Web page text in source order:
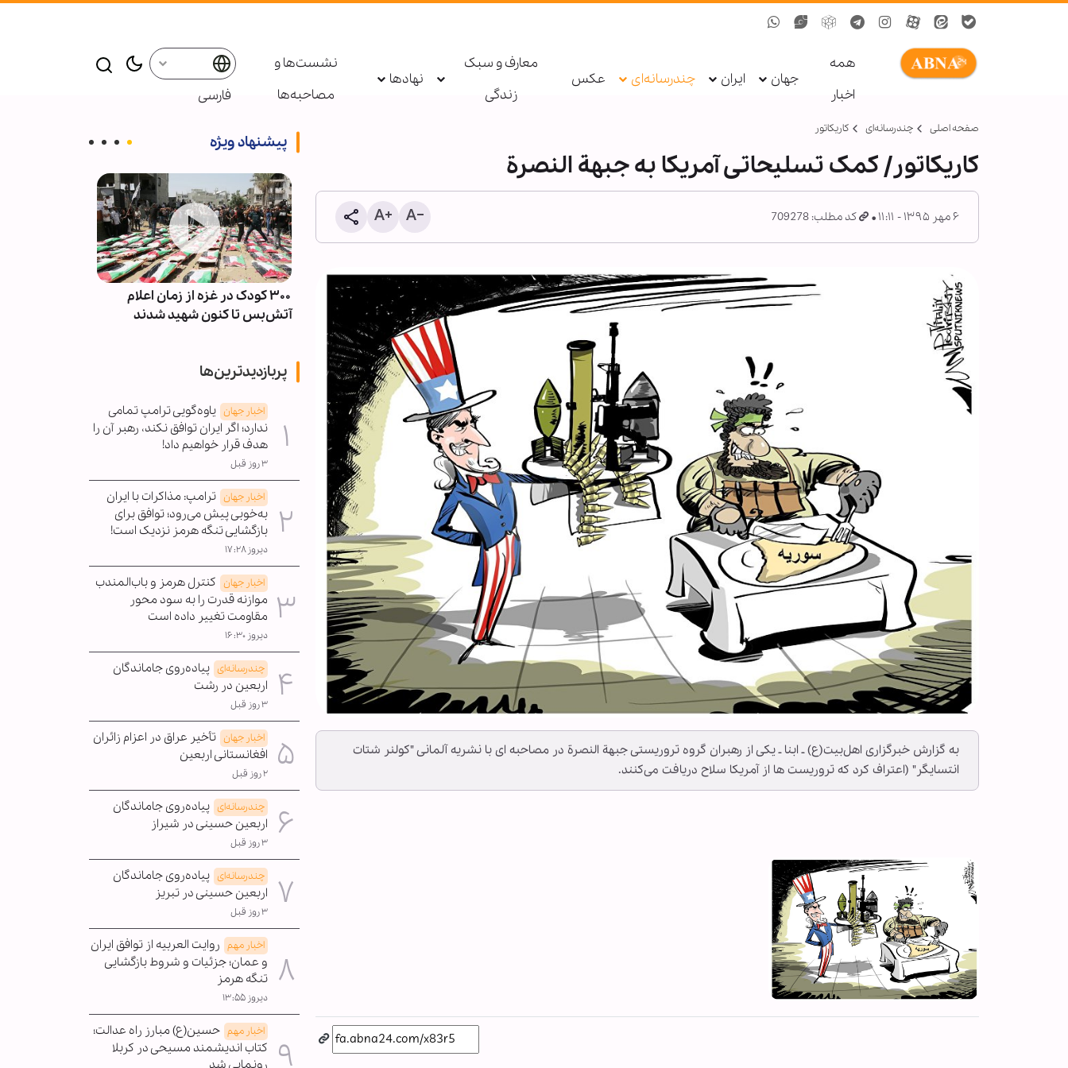
همه
اخبار
جهان ایران چندرسانه‌ای عکس
معارف و سبک
زندگی
نهادها
نشست‌ها و
مصاحبه‌ها
فارسی
صفحه اصلی چندرسانه‌ای کاریکاتور
کاریکاتور/ کمک تسلیحاتی آمریکا به جبهة‌ النصرة
۶ مهر ۱۳۹۵ - ۱۱:۱۱ کد مطلب: 709278
به گزارش خبرگزاری اهل‌بیت(ع) ـ ابنا ـ یکی از رهبران گروه تروریستی جبهة النصرة در مصاحبه ای با نشریه آلمانی "کولنر شتات
انتسایگر" (اعتراف کرد که تروریست ها از آمریکا سلاح دریافت می‌کنند.
پیشنهاد ویژه
راز پیروزی در سخت‌ترین میدان‌ها
از نگاه رهبر شهید
۳۰۰ کودک در غزه از زمان اعلام
آتش‌بس تا کنون شهید شدند
پربازدیدترین‌ها
اخبار جهان یاوه‌گویی ترامپ تمامی
ندارد؛ اگر ایران توافق نکند، رهبر آن را
هدف قرار خواهیم داد!
۳ روز قبل
اخبار جهان ترامپ: مذاکرات با ایران
به‌خوبی پیش می‌رود؛ توافق برای
بازگشایی تنگه هرمز نزدیک است!
دیروز ۱۷:۲۸
اخبار جهان کنترل هرمز و باب‌المندب
موازنه قدرت را به سود محور
مقاومت تغییر داده است
دیروز ۱۶:۳۰
چندرسانه‌ای پیاده‌روی جاماندگان
اربعین در رشت
۳ روز قبل
اخبار جهان تأخیر عراق در اعزام زائران
افغانستانی اربعین
۲ روز قبل
چندرسانه‌ای پیاده‌روی جاماندگان
اربعین حسینی در شیراز
۳ روز قبل
چندرسانه‌ای پیاده‌روی جاماندگان
اربعین حسینی در تبریز
۳ روز قبل
اخبار مهم روایت العربیه از توافق ایران
و عمان؛ جزئیات و شروط بازگشایی
تنگه هرمز
دیروز ۱۳:۵۵
اخبار مهم حسین(ع) مبارز راه عدالت؛
کتاب اندیشمند مسیحی در کربلا
رونمایی شد